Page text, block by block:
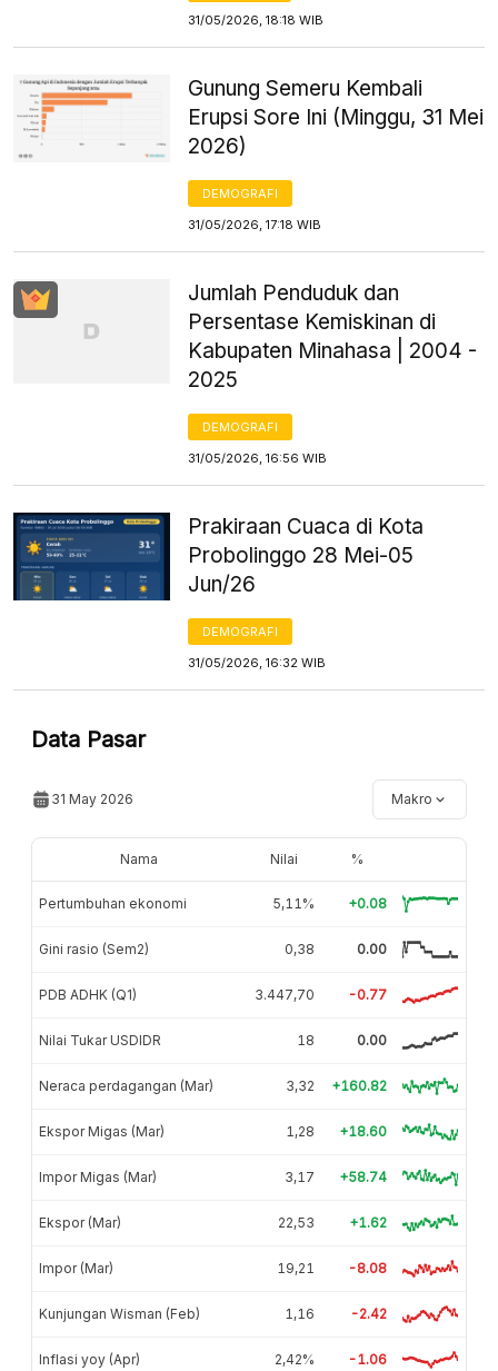
31/05/2026, 18:18 WIB
Gunung Semeru Kembali
Erupsi Sore Ini (Minggu, 31 Mei
2026)
DEMOGRAFI
31/05/2026, 17:18 WIB
Jumlah Penduduk dan
Persentase Kemiskinan di
Kabupaten Minahasa | 2004 -
2025
DEMOGRAFI
31/05/2026, 16:56 WIB
Prakiraan Cuaca di Kota
Probolinggo 28 Mei-05
Jun/26
DEMOGRAFI
31/05/2026, 16:32 WIB
Data Pasar
31 May 2026 Makro
Nama Nilai %
Pertumbuhan ekonomi 5,11% +0.08
Gini rasio (Sem2) 0,38 0.00
PDB ADHK (Q1) 3.447,70 -0.77
Nilai Tukar USDIDR 18 0.00
Neraca perdagangan (Mar) 3,32 +160.82
Ekspor Migas (Mar) 1,28 +18.60
Impor Migas (Mar) 3,17 +58.74
Ekspor (Mar) 22,53 +1.62
Impor (Mar) 19,21 -8.08
Kunjungan Wisman (Feb) 1,16 -2.42
Inflasi yoy (Apr) 2,42% -1.06